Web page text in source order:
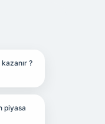
?
piyasa